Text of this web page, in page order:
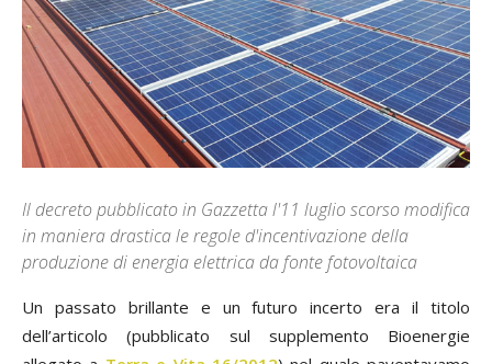
Il decreto pubblicato in Gazzetta l'11 luglio scorso modifica
in maniera drastica le regole d'incentivazione della
produzione di energia elettrica da fonte fotovoltaica
Un passato brillante e un futuro incerto era il titolo
dell’articolo (pubblicato sul supplemento Bioenergie